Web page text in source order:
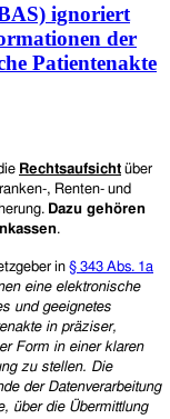
ignoriert
der
Patientenakte
Rechtsaufsicht über
, Renten- und
Dazu gehören
.
in § 343 Abs. 1a
eine elektronische
und geeignetes
in präziser,
Form in einer klaren
zu stellen. Die
der Datenverarbeitung
über die Übermittlung